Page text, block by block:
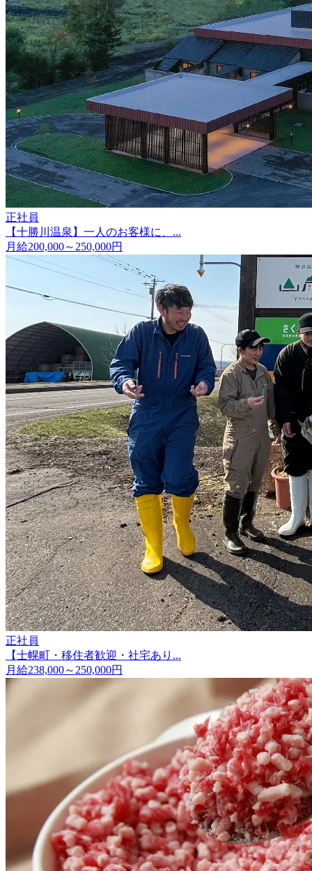
正社員
【十勝川温泉】一人のお客様に、...
月給200,000～250,000円
正社員
【士幌町・移住者歓迎・社宅あり...
月給238,000～250,000円